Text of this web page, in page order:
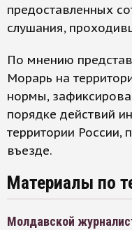
предоставленных
слушания,
По мнению
Морарь на
нормы,
порядке действий
территории России,
въезде.
Материалы по
Молдавской